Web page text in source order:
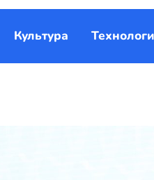
Культура